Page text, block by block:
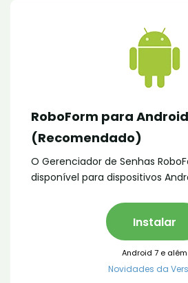
RoboForm para
(Recomendado)
O Gerenciador de Senhas
disponível para dispositivos
Instalar
Android 7 e além
Novidades da